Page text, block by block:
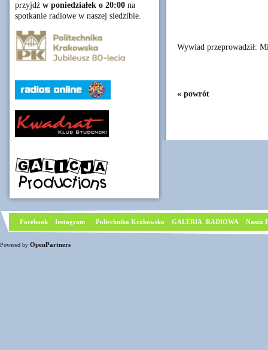
przyjdź w poniedziałek o 20:00 na
spotkanie radiowe w naszej siedzibie.
Wywiad przeprowadził:
« powrót
Facebook Instagram Poliechnika Krakowska GALERIA RADIOWA Nasza
Powered by OpenPartners